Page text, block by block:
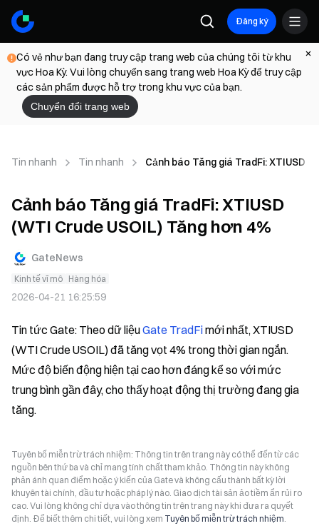
Đăng ký
Có vẻ như bạn đang truy cập trang web của chúng tôi từ khu
vực Hoa Kỳ. Vui lòng chuyển sang trang web Hoa Kỳ để truy cập
các sản phẩm được hỗ trợ trong khu vực của bạn.
Chuyển đổi trang web
Tin nhanh Tin nhanh Cảnh báo Tăng giá TradFi: XTIUSD
Cảnh báo Tăng giá TradFi: XTIUSD
(WTI Crude USOIL) Tăng hơn 4%
GateNews
Kinh tế vĩ mô Hàng hóa
2026-04-21 16:25:59
Tin tức Gate: Theo dữ liệu Gate TradFi mới nhất, XTIUSD
(WTI Crude USOIL) đã tăng vọt 4% trong thời gian ngắn.
Mức độ biến động hiện tại cao hơn đáng kể so với mức
trung bình gần đây, cho thấy hoạt động thị trường đang gia
tăng.
Tuyên bố miễn trừ trách nhiệm: Thông tin trên trang này có thể đến từ các
nguồn bên thứ ba và chỉ mang tính chất tham khảo. Thông tin này không
phản ánh quan điểm hoặc ý kiến của Gate và không cấu thành bất kỳ lời
khuyên tài chính, đầu tư hoặc pháp lý nào. Giao dịch tài sản ảo tiềm ẩn rủi ro
cao. Vui lòng không chỉ dựa vào thông tin trên trang này khi đưa ra quyết
định. Để biết thêm chi tiết, vui lòng xem Tuyên bố miễn trừ trách nhiệm.